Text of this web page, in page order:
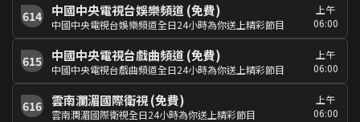
614 中國中央電視台娛樂頻道 (免費)
中國中央電視台娛樂頻道全日24小時為你送上精彩節目
上午
06:00
615 中國中央電視台戲曲頻道 (免費)
中國中央電視台戲曲頻道全日24小時為你送上精彩節目
上午
06:00
616 雲南瀾湄國際衛視 (免費)
雲南瀾湄國際衛視全日24小時為你送上精彩節目
上午
06:00